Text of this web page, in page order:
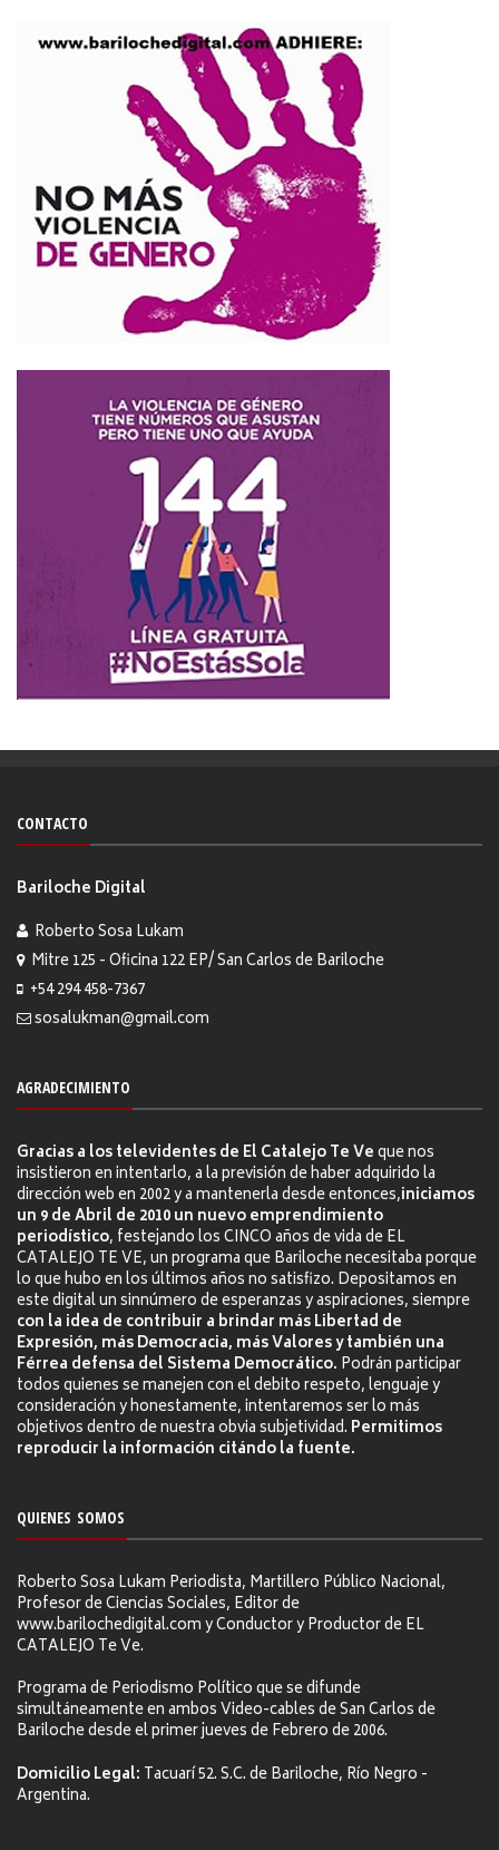
CONTACTO
Bariloche Digital
Roberto Sosa Lukam
Mitre 125 - Oficina 122 EP/ San Carlos de Bariloche
+54 294 458-7367
sosalukman@gmail.com
AGRADECIMIENTO
Gracias a los televidentes de El Catalejo Te Veque nos
insistieron en intentarlo, a la previsión de haber adquirido la
dirección web en 2002 y a mantenerla desde entonces,iniciamos
un 9 de Abril de 2010 un nuevo emprendimiento
periodístico, festejando los CINCO años de vida de EL
CATALEJO TE VE, un programa que Bariloche necesitaba porque
lo que hubo en los últimos años no satisfizo. Depositamos en
este digital un sinnúmero de esperanzas y aspiraciones, siempre
con la idea de contribuir a brindar más Libertad de
Expresión, más Democracia, más Valores y también una
Férrea defensa del Sistema Democrático. Podrán participar
todos quienes se manejen con el debito respeto, lenguaje y
consideración y honestamente, intentaremos ser lo más
objetivos dentro de nuestra obvia subjetividad. Permitimos
reproducir la información citándo la fuente.
QUIENES SOMOS
Roberto Sosa Lukam Periodista, Martillero Público Nacional,
Profesor de Ciencias Sociales, Editor de
www.barilochedigital.com y Conductor y Productor de EL
CATALEJO Te Ve.
Programa de Periodismo Político que se difunde
simultáneamente en ambos Video-cables de San Carlos de
Bariloche desde el primer jueves de Febrero de 2006.
Domicilio Legal: Tacuarí 52. S.C. de Bariloche, Río Negro -
Argentina.